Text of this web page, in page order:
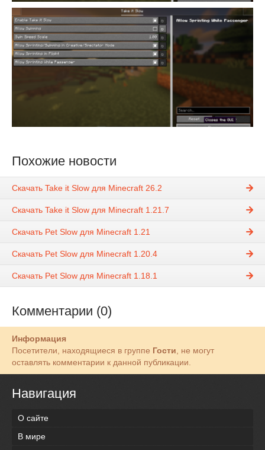
Похожие новости
Скачать Take it Slow для Minecraft 26.2
Скачать Take it Slow для Minecraft 1.21.7
Скачать Pet Slow для Minecraft 1.21
Скачать Pet Slow для Minecraft 1.20.4
Скачать Pet Slow для Minecraft 1.18.1
Комментарии (0)
Информация
Посетители, находящиеся в группе Гости , не могут
оставлять комментарии к данной публикации.
Навигация
О сайте
В мире